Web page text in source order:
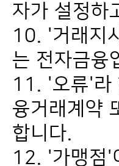
자가 설정하
10. '거래지
는 전자금융
11. '오류'라
융거래계약
합니다.
12. '가맹점'